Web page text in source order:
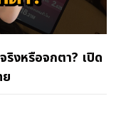
ริงหรือจกตา? เปิด